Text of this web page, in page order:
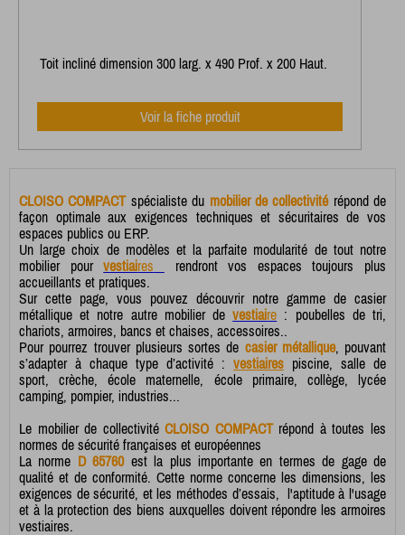
Toit incliné dimension 300 larg. x 490 Prof. x 200 Haut.
Voir la fiche produit
CLOISO COMPACTspécialiste du mobilier de collectivité répond de
façon optimale aux exigences techniques et sécuritaires de vos
espaces publics ou ERP.
Un large choix de modèles et la parfaite modularité de tout notre
mobilier pour
vestiaires
rendront vos espaces toujours plus
accueillants et pratiques.
Sur cette page, vous pouvez découvrir notre gamme de casier
métallique et notre autre mobilier de vestiaire : poubelles de tri,
chariots, armoires, bancs et chaises, accessoires..
Pour pourrez trouver plusieurs sortes de casier métallique, pouvant
s’adapter à chaque type d’activité : vestiaires piscine, salle de
sport, crèche, école maternelle, école primaire, collège, lycée
camping, pompier, industries...
Le mobilier de collectivitéCLOISO COMPACTrépond à toutes les
normes de sécurité françaises et européennes
La norme D 65760est la plus importante en termes de gage de
qualité et de conformité. Cette norme concerne les dimensions, les
exigences de sécurité, et les méthodes d’essais, l'aptitude à l'usage
et à la protection des biens auxquelles doivent répondre les armoires
vestiaires.